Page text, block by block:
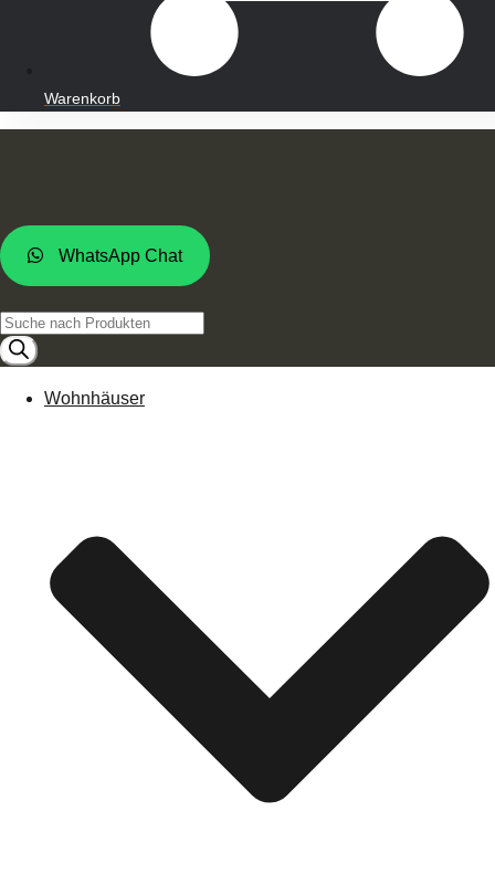
Warenkorb
WhatsApp Chat
Products
search
Wohnhäuser